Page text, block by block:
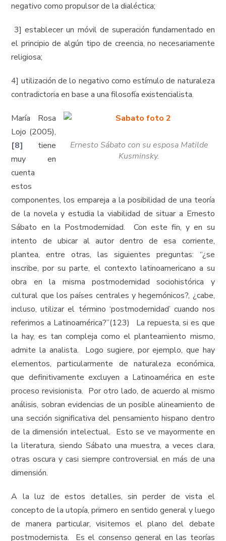
negativo como propulsor de la dialéctica;
3] establecer un móvil de superación fundamentado en
el principio de algún tipo de creencia, no necesariamente
religiosa;
4] utilización de lo negativo como estímulo de naturaleza
contradictoria en base a una filosofía existencialista.
Ernesto Sábato con su esposa Matilde
Kusminsky.
María Rosa
Lojo (2005),
[8]
tiene
muy en
cuenta
estos
componentes, los empareja a la posibilidad de una teoría
de la novela y estudia la viabilidad de situar a Ernesto
Sábato en la Postmodernidad. Con este fin, y en su
intento de ubicar al autor dentro de esa corriente,
plantea, entre otras, las siguientes preguntas: “¿se
inscribe, por su parte, el contexto latinoamericano a su
obra en la misma postmodernidad sociohistórica y
cultural que los países centrales y hegemónicos?, ¿cabe,
incluso, utilizar el término ‘postmodernidad’ cuando nos
referimos a Latinoamérica?”(123) La repuesta, si es que
la hay, es tan compleja como el planteamiento mismo,
admite la analista. Logo sugiere, por ejemplo, que hay
elementos, particularmente de naturaleza económica,
que definitivamente excluyen a Latinoamérica en este
proceso revisionista. Por otro lado, de acuerdo al mismo
análisis, sobran evidencias de un posible alineamiento de
una sección significativa del pensamiento hispano dentro
de la dimensión intelectual. Esto se ve mayormente en
la literatura, siendo Sábato una muestra, a veces clara,
otras oscura y casi siempre controversial en más de una
dimensión.
A la luz de estos detalles, sin perder de vista el
concepto de la utopía, primero en sentido general y luego
de manera particular, visitemos el plano del debate
postmodernista. Es el consenso general en las teorías